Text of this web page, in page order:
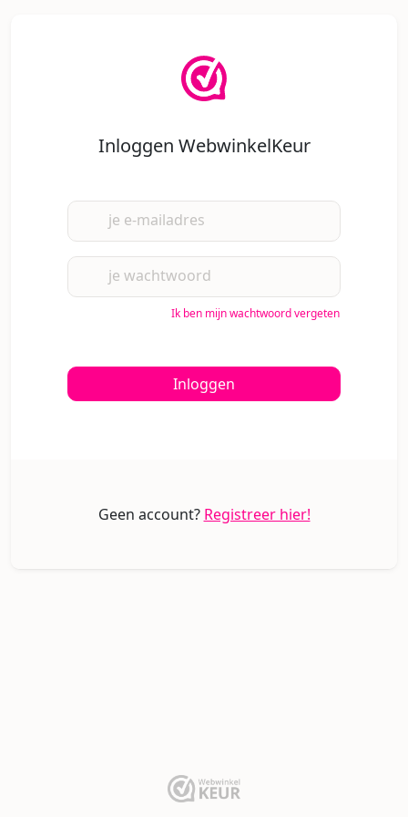
Inloggen WebwinkelKeur
je e-mailadres
je wachtwoord
Ik ben mijn wachtwoord vergeten
Inloggen
Geen account? Registreer hier!